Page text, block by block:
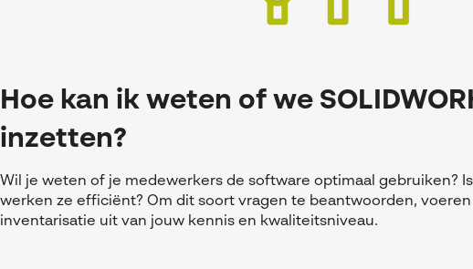
Hoe kan ik weten of we
inzetten?
Wil je weten of je medewerkers de software optimaal gebruiken?
werken ze efficiënt? Om dit soort vragen te beantwoorden,
inventarisatie uit van jouw kennis en kwaliteitsniveau.